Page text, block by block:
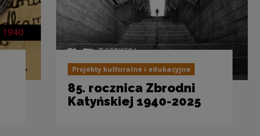
Projekty kulturalne i edukacyjne
85. rocznica Zbrodni
Katyńskiej 1940-2025